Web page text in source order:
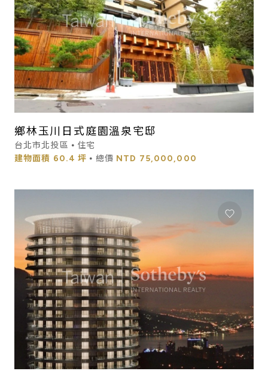
鄉林玉川日式庭園溫泉宅邸
台北市北投區 ⦁ 住宅
建物面積 60.4 坪 ⦁ 總價 NTD 75,000,000